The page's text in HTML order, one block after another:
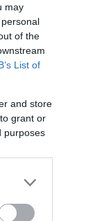
may
of the
List of
and store
grant or
purposes